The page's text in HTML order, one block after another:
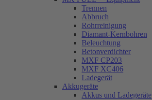
Trennen
Abbruch
Rohrreinigung
Diamant-Kernbohren
Beleuchtung
Betonverdichter
MXF CP203
MXF XC406
Ladegerät
Akkugeräte
Akkus und Ladegeräte